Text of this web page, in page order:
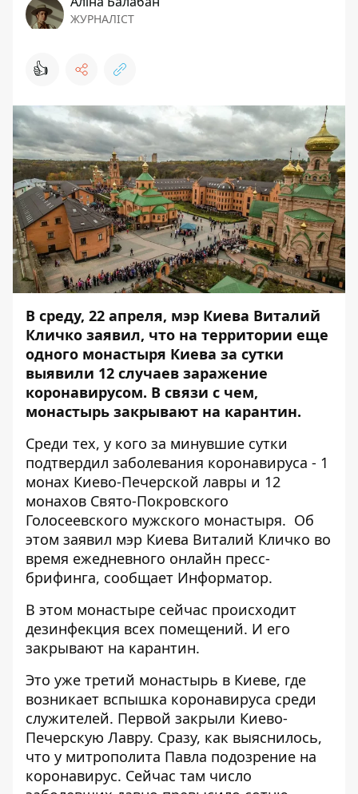
ЖУРНАЛІСТ
👍
В среду, 22 апреля, мэр Киева Виталий
Кличко заявил, что на территории еще
одного монастыря Киева за сутки
выявили 12 случаев заражение
коронавирусом. В связи с чем,
монастырь закрывают на карантин.
Среди тех, у кого за минувшие сутки
подтвердил заболевания коронавируса - 1
монах Киево-Печерской лавры и 12
монахов Свято-Покровского
Голосеевского мужского монастыря. Об
этом заявил мэр Киева Виталий Кличко во
время ежедневного онлайн пресс-
брифинга, сообщает Информатор.
В этом монастыре сейчас происходит
дезинфекция всех помещений. И его
закрывают на карантин.
Это уже третий монастырь в Киеве, где
возникает вспышка коронавируса среди
служителей. Первой закрыли Киево-
Печерскую Лавру. Сразу, как выяснилось,
что у митрополита Павла подозрение на
коронавирус. Сейчас там число